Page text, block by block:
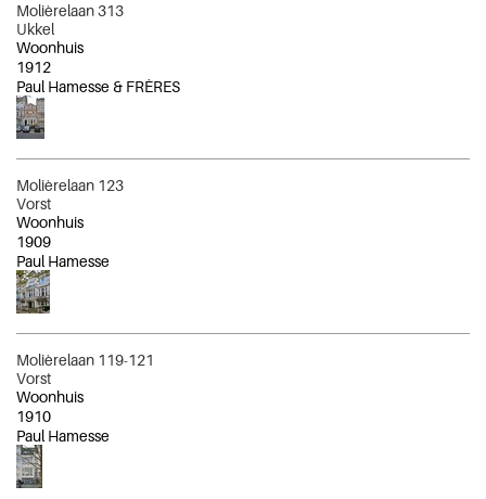
Molièrelaan 313
Ukkel
Woonhuis
1912
Paul Hamesse & FRÈRES
Molièrelaan 123
Vorst
Woonhuis
1909
Paul Hamesse
Molièrelaan 119-121
Vorst
Woonhuis
1910
Paul Hamesse